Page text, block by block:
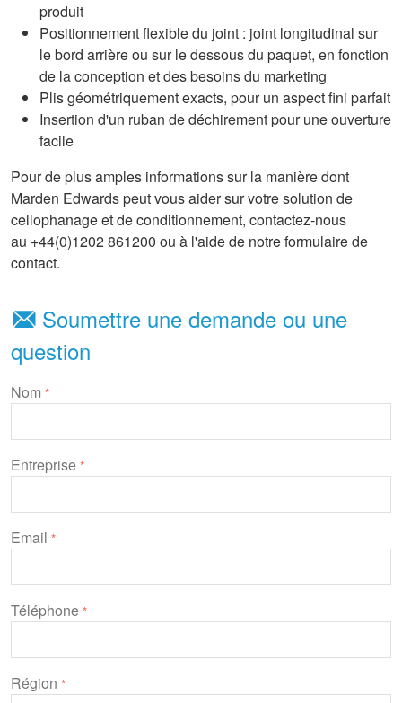
produit
Positionnement flexible du joint : joint longitudinal sur
le bord arrière ou sur le dessous du paquet, en fonction
de la conception et des besoins du marketing
Plis géométriquement exacts, pour un aspect fini parfait
Insertion d'un ruban de déchirement pour une ouverture
facile
Pour de plus amples informations sur la manière dont
Marden Edwards peut vous aider sur votre solution de
cellophanage et de conditionnement, contactez-nous
au +44(0)1202 861200 ou à l'aide de notre formulaire de
contact.
Soumettre une demande ou une
question
Nom *
Entreprise *
Email *
Téléphone *
Région *